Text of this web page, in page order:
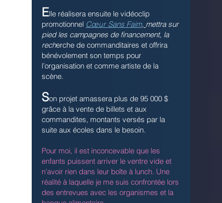
Elle réalisera ensuite le vidéoclip
promotionnel Cœur Sans Faim, mettra sur
pied les campagnes de financement, la
recherche de commanditaires et offrira
bénévolement son temps pour
l’organisation et comme artiste de la
scène.
Son projet amassera plus de 95 000 $
grâce à la vente de billets et aux
commandites, montants versés par la
suite aux écoles dans le besoin.
Pour moi, il est inconcevable que les
enfants puissent arriver le ventre vide et
n'avoir rien dans leur boîte à lunch. Une
réalité à laquelle je me suis confrontée lors
des entrevues avec les organismes et la